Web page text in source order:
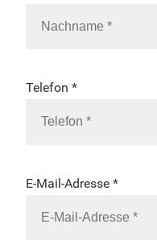
Telefon *
E-Mail-Adresse *